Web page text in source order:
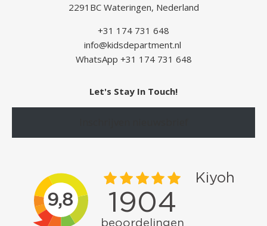
2291BC Wateringen, Nederland
+31 174 731 648
info@kidsdepartment.nl
WhatsApp +31 174 731 648
Let's Stay In Touch!